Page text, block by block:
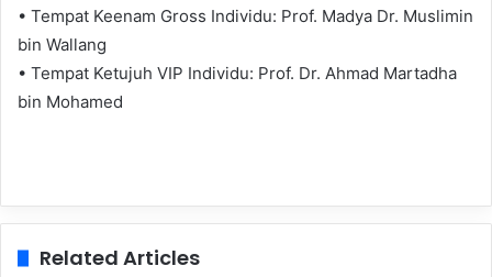
• Tempat Keenam Gross Individu: Prof. Madya Dr. Muslimin
bin Wallang
• Tempat Ketujuh VIP Individu: Prof. Dr. Ahmad Martadha
bin Mohamed
Related Articles